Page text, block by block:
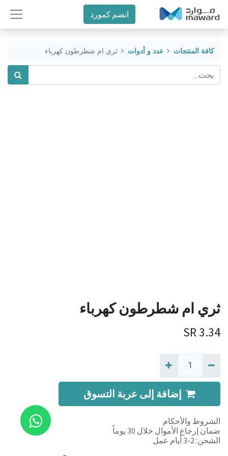
انضم كمورد
كافة المنتجات عدد و أدوات ثري ام شطرطون كهرباء
ثري ام شطرطون كهرباء
3.34
إضافة إلى عربة التسوق
الشروط والأحكام
ضمان إرجاع الأموال خلال 30 يوماً
الشحن: 2-3 أيام عمل